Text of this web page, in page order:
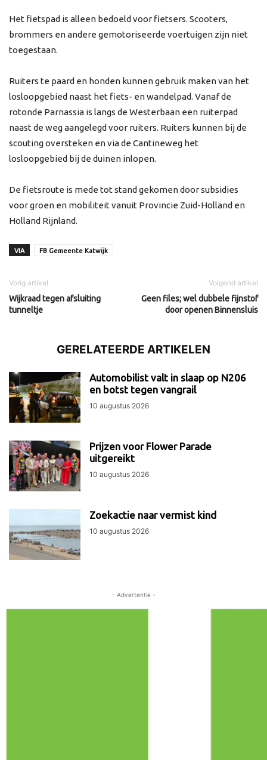
Het fietspad is alleen bedoeld voor fietsers. Scooters,
brommers en andere gemotoriseerde voertuigen zijn niet
toegestaan.
Ruiters te paard en honden kunnen gebruik maken van het
losloopgebied naast het fiets- en wandelpad. Vanaf de
rotonde Parnassia is langs de Westerbaan een ruiterpad
naast de weg aangelegd voor ruiters. Ruiters kunnen bij de
scouting oversteken en via de Cantineweg het
losloopgebied bij de duinen inlopen.
De fietsroute is mede tot stand gekomen door subsidies
voor groen en mobiliteit vanuit Provincie Zuid-Holland en
Holland Rijnland.
VIA FB Gemeente Katwijk
Vorig artikel
Wijkraad tegen afsluiting
tunneltje
Volgend artikel
Geen files; wel dubbele fijnstof
door openen Binnensluis
GERELATEERDE ARTIKELEN
Automobilist valt in slaap op N206
en botst tegen vangrail
10 augustus 2026
Prijzen voor Flower Parade
uitgereikt
10 augustus 2026
Zoekactie naar vermist kind
10 augustus 2026
- Advertentie -